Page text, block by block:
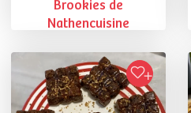
Brookies de
Nathencuisine